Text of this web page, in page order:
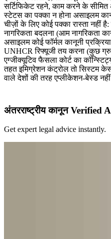
सर्टिफिकेट रहने, काम करने के सीमित
स्टेटस का पक्का न होना असाइलम
चीज़ों के लिए कोई पक्का रास्ता नहीं
नागरिकता बदलना (आम नागरिकता
असाइलम कोई फॉर्मल कानूनी
UNHCR रिफ्यूजी तय करना (कुछ
एग्जीक्यूटिव फैसला कोर्ट का
तहत इमिग्रेशन कंट्रोल तो सिस्टम
वाले देशों की तरह एप्लीकेशन-बेस्ड
अंतरराष्ट्रीय कानून Verified
Get expert legal advice instantly.